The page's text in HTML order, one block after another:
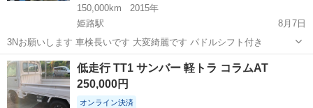
150,000km
2015年
姫路駅
8月7日
3Nお願いします 車検長いです 大変綺麗です パドルシフト付き
兵庫 姫路市 姫路駅 その他
低走行 TT1 サンバー 軽トラ コラムAT
250,000円
オンライン決済